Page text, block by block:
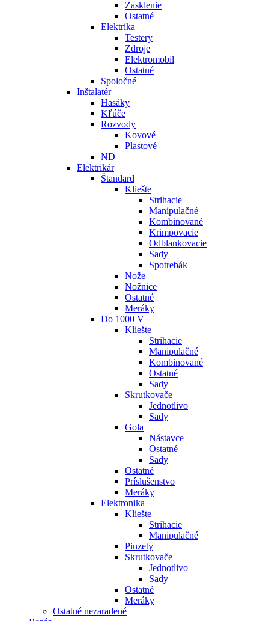
Zasklenie
Ostatné
Elektrika
Testery
Zdroje
Elektromobil
Ostatné
Spoločné
Inštalatér
Hasáky
Kľúče
Rozvody
Kovové
Plastové
ND
Elektrikár
Štandard
Kliešte
Strihacie
Manipulačné
Kombinované
Krimpovacie
Odblankovacie
Sady
Spotrebák
Nože
Nožnice
Ostatné
Meráky
Do 1000 V
Kliešte
Strihacie
Manipulačné
Kombinované
Ostatné
Sady
Skrutkovače
Jednotlivo
Sady
Gola
Nástavce
Ostatné
Sady
Ostatné
Príslušenstvo
Meráky
Elektronika
Kliešte
Strihacie
Manipulačné
Pinzety
Skrutkovače
Jednotlivo
Sady
Ostatné
Meráky
Ostatné nezaradené